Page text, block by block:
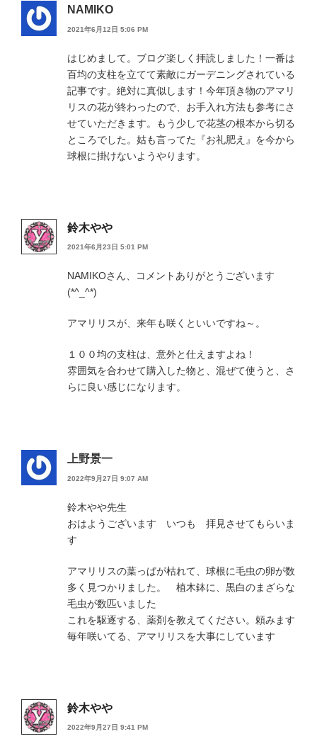
NAMIKO
2021年6月12日 5:06 PM
はじめまして。ブログ楽しく拝読しました！一番は
百均の支柱を立てて素敵にガーデニングされている
記事です。絶対に真似します！今年頂き物のアマリ
リスの花が終わったので、お手入れ方法も参考にさ
せていただきます。もう少しで花茎の根本から切る
ところでした。姑も言ってた『お礼肥え』を今から
球根に掛けないようやります。
鈴木やや
2021年6月23日 5:01 PM
NAMIKOさん、コメントありがとうございます
(*^_^*)
アマリリスが、来年も咲くといいですね～。
１００均の支柱は、意外と仕えますよね！
雰囲気を合わせて購入した物と、混ぜて使うと、さ
らに良い感じになります。
上野景一
2022年9月27日 9:07 AM
鈴木やや先生
おはようございます いつも 拝見させてもらいま
す
アマリリスの葉っぱが枯れて、球根に毛虫の卵が数
多く見つかりました。 植木鉢に、黒白のまざらな
毛虫が数匹いました
これを駆逐する、薬剤を教えてください。頼みます
毎年咲いてる、アマリリスを大事にしています
鈴木やや
2022年9月27日 9:41 PM